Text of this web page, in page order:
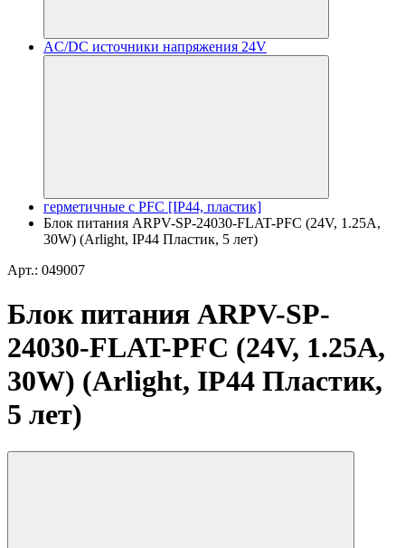
AC/DC источники напряжения 24V
герметичные с PFC [IP44, пластик]
Блок питания ARPV-SP-24030-FLAT-PFC (24V, 1.25A,
30W) (Arlight, IP44 Пластик, 5 лет)
Арт.: 049007
Блок питания ARPV-SP-
24030-FLAT-PFC (24V, 1.25A,
30W) (Arlight, IP44 Пластик,
5 лет)